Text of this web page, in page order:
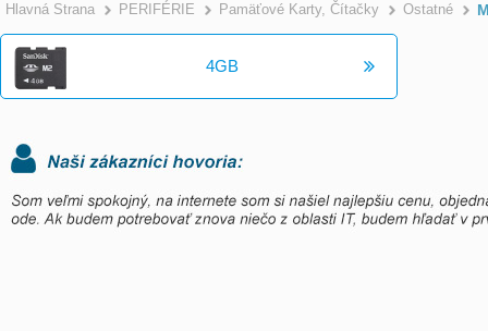
Hlavná Strana >
PERIFÉRIE >
Pamäťové Karty, Čítačky Ostatné
4GB